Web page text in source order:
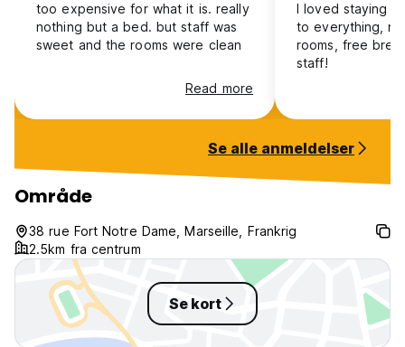
too expensive for what it is. really
nothing but a bed. but staff was
sweet and the rooms were clean
Read more
I loved staying in
to everything,
rooms, free
staff!
Se alle anmeldelser
Område
38 rue Fort Notre Dame, Marseille, Frankrig
2.5km fra centrum
Se kort